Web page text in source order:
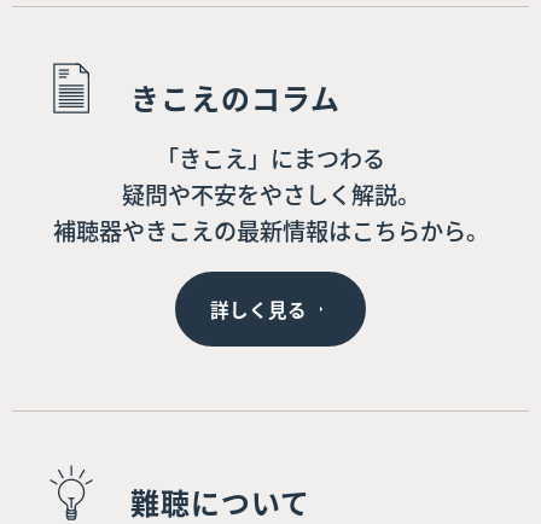
きこえのコラム
「きこえ」にまつわる
疑問や不安をやさしく解説。
補聴器やきこえの最新情報はこちらから。
詳しく見る
難聴について